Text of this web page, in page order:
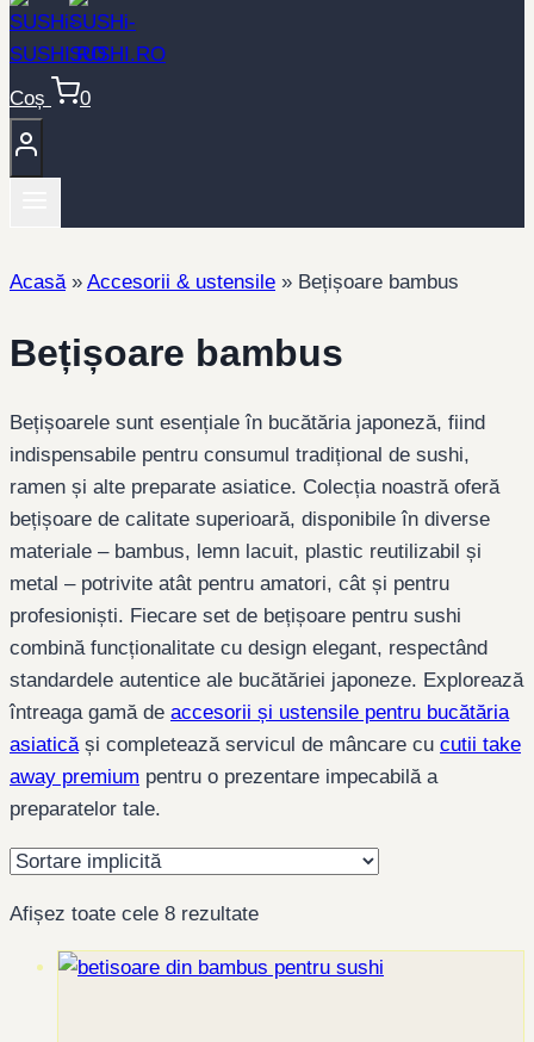
Coș 0
Acasă» Accesorii & ustensile » Bețișoare bambus
Bețișoare bambus
Bețișoarele sunt esențiale în bucătăria japoneză, fiind
indispensabile pentru consumul tradițional de sushi,
ramen și alte preparate asiatice. Colecția noastră oferă
bețișoare de calitate superioară, disponibile în diverse
materiale – bambus, lemn lacuit, plastic reutilizabil și
metal – potrivite atât pentru amatori, cât și pentru
profesioniști. Fiecare set de bețișoare pentru sushi
combină funcționalitate cu design elegant, respectând
standardele autentice ale bucătăriei japoneze. Explorează
întreaga gamă de accesorii și ustensile pentru bucătăria
asiaticăși completează servicul de mâncare cu cutii take
away premium pentru o prezentare impecabilă a
preparatelor tale.
Afișez toate cele 8 rezultate